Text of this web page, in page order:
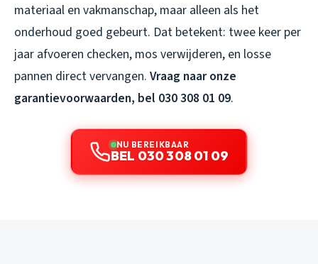
materiaal en vakmanschap, maar alleen als het
onderhoud goed gebeurt. Dat betekent: twee keer per
jaar afvoeren checken, mos verwijderen, en losse
pannen direct vervangen. Vraag naar onze
garantievoorwaarden, bel 030 308 01 09.
NU BEREIKBAAR
BEL 030 308 01 09